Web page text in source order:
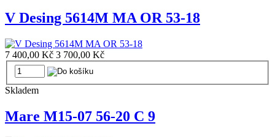
V Desing 5614M MA OR 53-18
7 400,00 Kč 3 700,00 Kč
Skladem
Mare M15-07 56-20 C 9